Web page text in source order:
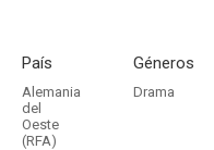
País
Alemania
del
Oeste
(RFA)
Géneros
Drama